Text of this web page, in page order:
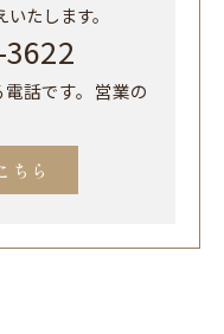
たします。
話です。営業の
ちら